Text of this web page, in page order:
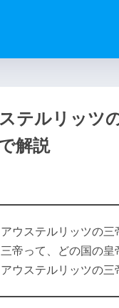
テルリッツ
解説
アウステルリッツの三
三帝って、どの国の皇
アウステルリッツの三